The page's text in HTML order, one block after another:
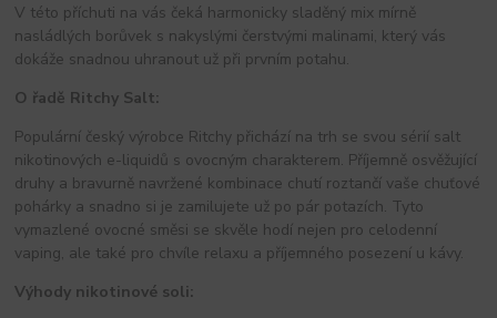
V této příchuti na vás čeká harmonicky sladěný mix mírně
nasládlých borůvek s nakyslými čerstvými malinami, který vás
dokáže snadnou uhranout už při prvním potahu.
O řadě Ritchy Salt:
Populární český výrobce Ritchy přichází na trh se svou sérií salt
nikotinových e-liquidů s ovocným charakterem. Příjemně osvěžující
druhy a bravurně navržené kombinace chutí roztančí vaše chuťové
pohárky a snadno si je zamilujete už po pár potazích. Tyto
vymazlené ovocné směsi se skvěle hodí nejen pro celodenní
vaping, ale také pro chvíle relaxu a příjemného posezení u kávy.
Výhody nikotinové soli: